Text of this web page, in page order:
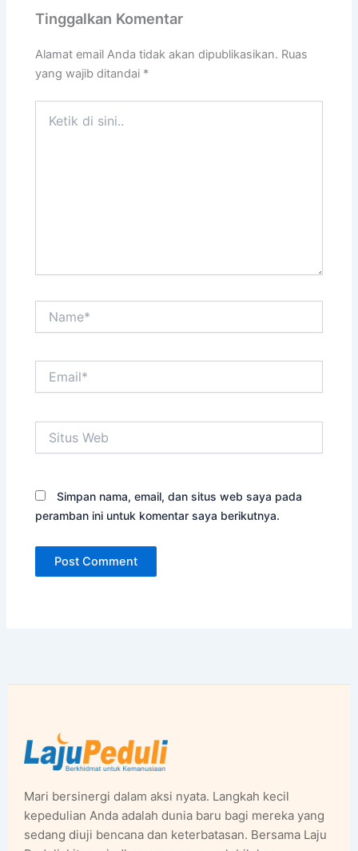
Tinggalkan Komentar
Alamat email Anda tidak akan dipublikasikan. Ruas
yang wajib ditandai *
Web
Simpan nama, email, dan situs web saya pada
peramban ini untuk komentar saya berikutnya.
Mari bersinergi dalam aksi nyata. Langkah kecil
kepedulian Anda adalah dunia baru bagi mereka yang
sedang diuji bencana dan keterbatasan. Bersama Laju